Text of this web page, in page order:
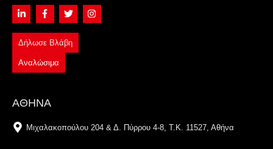
Δήλωσε Βλάβη
Αναλώσιμα
ΑΘΗΝΑ
Μιχαλακοπούλου 204 & Δ. Πύρρου 4-8, Τ.Κ. 11527, Αθήνα